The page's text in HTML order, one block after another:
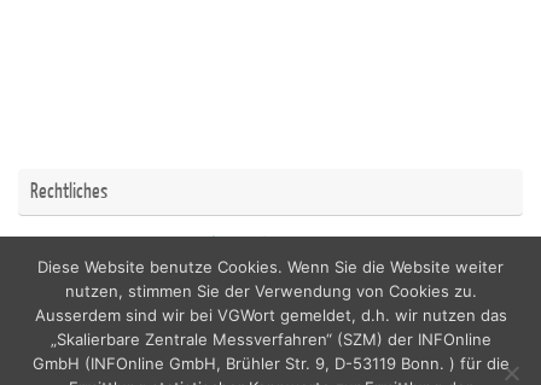
Rechtliches
Impressum Datenschutzerklärung
Diese Website benutze Cookies. Wenn Sie die Website weiter
nutzen, stimmen Sie der Verwendung von Cookies zu.
Ausserdem sind wir bei VGWort gemeldet, d.h. wir nutzen das
„Skalierbare Zentrale Messverfahren“ (SZM) der INFOnline
GmbH (INFOnline GmbH, Brühler Str. 9, D-53119 Bonn. ) für die